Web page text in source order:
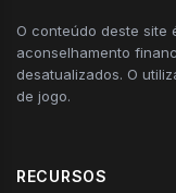
O conteúdo deste site
aconselhamento
desatualizados. O
de jogo.
RECURSOS